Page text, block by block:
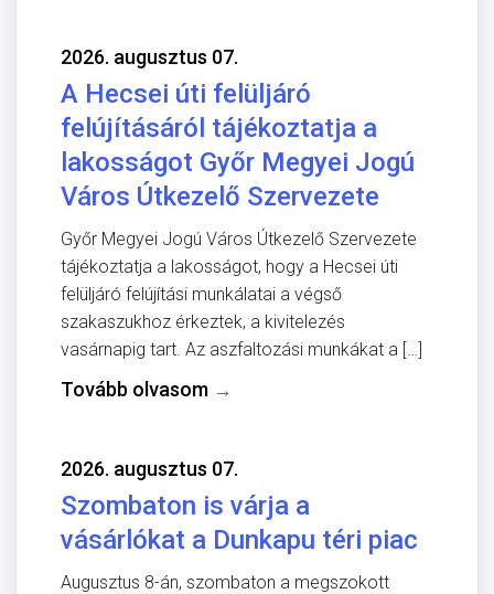
2026. augusztus 07.
A Hecsei úti felüljáró
felújításáról tájékoztatja a
lakosságot Győr Megyei Jogú
Város Útkezelő Szervezete
Győr Megyei Jogú Város Útkezelő Szervezete
tájékoztatja a lakosságot, hogy a Hecsei úti
felüljáró felújítási munkálatai a végső
szakaszukhoz érkeztek, a kivitelezés
vasárnapig tart. Az aszfaltozási munkákat a […]
Tovább olvasom →
2026. augusztus 07.
Szombaton is várja a
vásárlókat a Dunkapu téri piac
Augusztus 8-án, szombaton a megszokott